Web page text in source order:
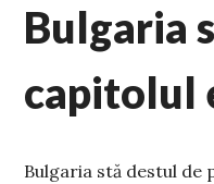
Bulgaria
capitolul
Bulgaria stă destul de